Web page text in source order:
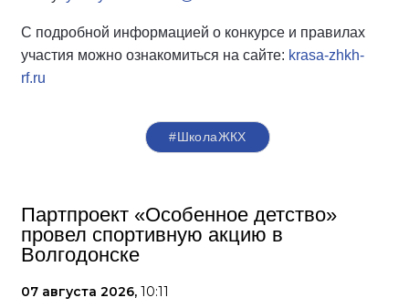
С подробной информацией о конкурсе и правилах
участия можно ознакомиться на сайте: krasa-zhkh-
rf.ru
#ШколаЖКХ
Партпроект «Особенное детство»
провел спортивную акцию в
Волгодонске
07 августа 2026, 10:11